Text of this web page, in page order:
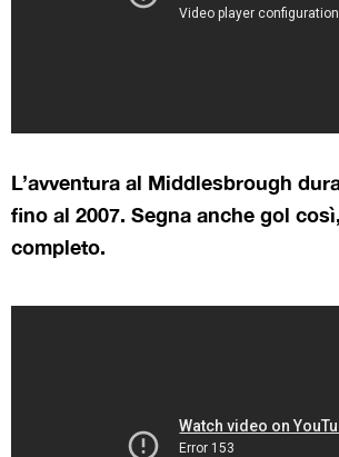
L’avventura al Middlesbrough
fino al 2007. Segna anche gol
completo.